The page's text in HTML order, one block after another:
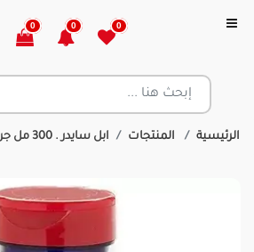
0
0
0
الرئيسية المنتجات ابل سايدر . 300 مل جرام | 60 حبة